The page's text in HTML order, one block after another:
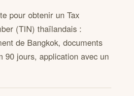
pour obtenir un Tax
(TIN) thaïlandais :
de Bangkok, documents
90 jours, application avec un